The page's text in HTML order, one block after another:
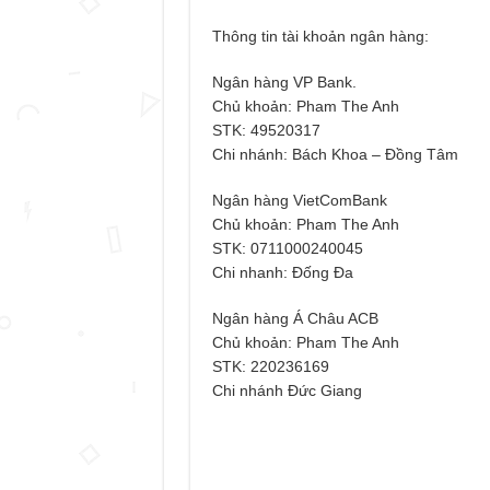
Thông tin tài khoản ngân hàng:
Ngân hàng VP Bank.
Chủ khoản: Pham The Anh
STK: 49520317
Chi nhánh: Bách Khoa – Đồng Tâm
Ngân hàng VietComBank
Chủ khoản: Pham The Anh
STK: 0711000240045
Chi nhanh: Đống Đa
Ngân hàng Á Châu ACB
Chủ khoản: Pham The Anh
STK: 220236169
Chi nhánh Đức Giang